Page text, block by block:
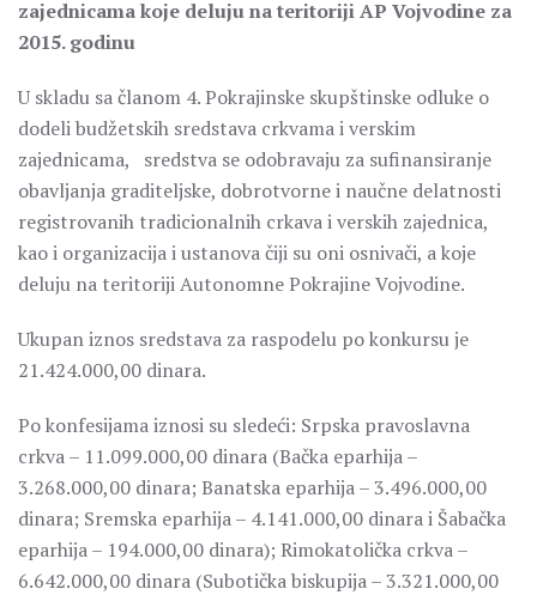
zajednicama koje deluju na teritoriji AP Vojvodine za
2015. godinu
U skladu sa članom 4. Pokrajinske skupštinske odluke o
dodeli budžetskih sredstava crkvama i verskim
zajednicama, sredstva se odobravaju za sufinansiranje
obavljanja graditeljske, dobrotvorne i naučne delatnosti
registrovanih tradicionalnih crkava i verskih zajednica,
kao i organizacija i ustanova čiji su oni osnivači, a koje
deluju na teritoriji Autonomne Pokrajine Vojvodine.
Ukupan iznos sredstava za raspodelu po konkursu je
21.424.000,00 dinara.
Po konfesijama iznosi su sledeći: Srpska pravoslavna
crkva – 11.099.000,00 dinara (Bačka eparhija –
3.268.000,00 dinara; Banatska eparhija – 3.496.000,00
dinara; Sremska eparhija – 4.141.000,00 dinara i Šabačka
eparhija – 194.000,00 dinara); Rimokatolička crkva –
6.642.000,00 dinara (Subotička biskupija – 3.321.000,00